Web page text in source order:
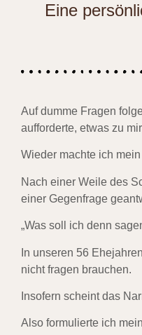
Eine
Auf dumme Fragen
aufforderte, etwas zu
Wieder machte ich
Nach einer Weile des
einer Gegenfrage
„Was soll ich denn
In unseren 56
nicht fragen brauchen.
Insofern scheint das
Also formulierte ich